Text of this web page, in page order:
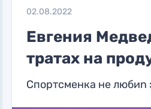
02.08.2022
Евгения
тратах на
Спортсменка не любиn